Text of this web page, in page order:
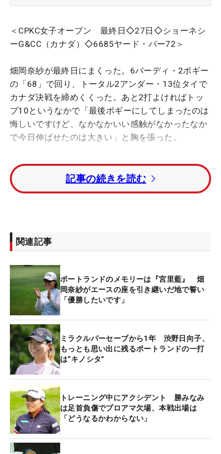
＜CPKC女子オープン 最終日◇27日◇ショーネシ
ーG&CC（カナダ）◇6685ヤード・パー72＞
畑岡奈紗が最終日にまくった。6バーディ・2ボギー
の「68」で回り、トータル2アンダー・13位タイで
カナダ決戦を締めくくった。あと2打よければトッ
プ10というなかで「最後ボギーにしてしまったのは
悔しいですけど、なかなかいい感触がなかったなか
で今日伸ばせたのは大きい」と胸を張った。
昨年4月以来のツアー優勝を命題にスタートした今
大会だったが、初日の2オーバーが響き、優勝争い
からは早々に脱落した。それでも最後はやはり強い
んと打てていたので良かった」とショット面、パッ
ティング面ともに朝から好感触。1番のパー5で微妙
に乗った。
その後も5番、7番とバーディを重ね、トゥデイ3ア
ンダーで折り返すと、11番、12番でも連続バーデ
ィ。上位陣がまだスタートしていない中とはいえ、
リーダーボードを一気に駆け上がった。「後半まで
ボギーフリーでしたし、良かった」と気持ちよくス
コアを伸ばした。
14番で初ボギーが来ても15番ですぐさま取り返し迎
えた最終ホール。「6ついけばトップ10はいけると
思っていた」と最終ホールもバーディを奪えば計算
通りだったが、ここで攻めた結果のボギー。後味は
悪いが、18ホールの内容には満足感がにじむ。
記事の続きを読む
関連記事
ポートランドのメモリーは『宮里藍』 畑
岡奈紗がエースの座を引き継いだ地で誓い
「優勝したいです」
ミラクルパーセーブから1年 渋野日向子、
もっとも思い出に残るポートランドの一打
は“キノシタ”
トレーニング中にアクシデント 勝みなみ
は足首負傷でプロアマ欠場、本戦出場は
「どうなるかわからない」